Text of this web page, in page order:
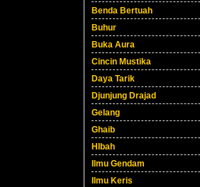
Benda Bertuah
Buhur
Buka Aura
Cincin Mustika
Daya Tarik
Djunjung Drajad
Gelang
Ghaib
HIbah
Ilmu Gendam
Ilmu Keris